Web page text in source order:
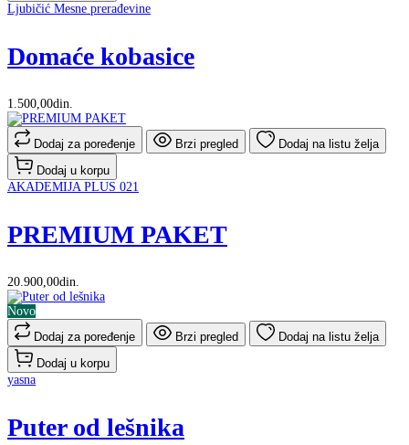
Ljubičić Mesne prerađevine
Domaće kobasice
1.500,00din.
Dodaj za poređenje Brzi pregled
Dodaj na listu želja
Dodaj u korpu
AKADEMIJA PLUS 021
PREMIUM PAKET
20.900,00din.
Novo
Dodaj za poređenje
Brzi pregled
Dodaj na listu želja
Dodaj u korpu
yasna
Puter od lešnika